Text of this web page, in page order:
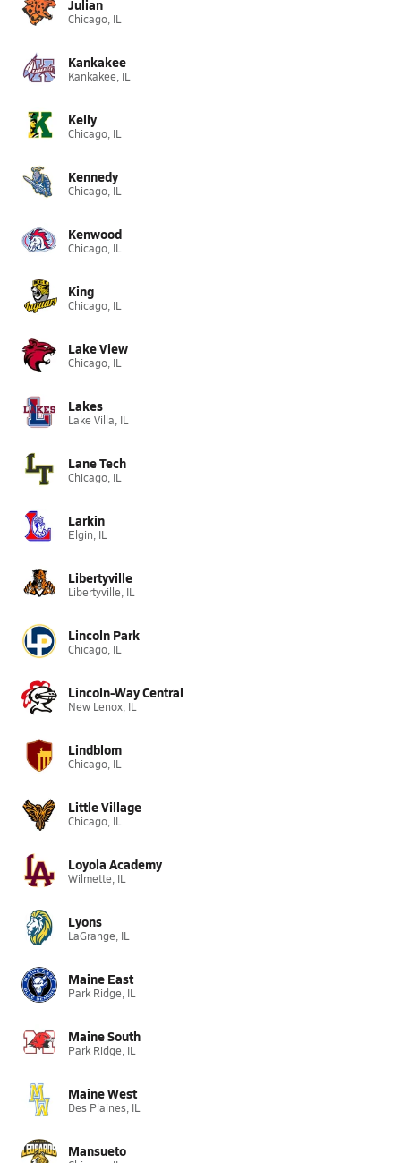
Julian
Chicago, IL
Kankakee
Kankakee, IL
Kelly
Chicago, IL
Kennedy
Chicago, IL
Kenwood
Chicago, IL
King
Chicago, IL
Lake View
Chicago, IL
Lakes
Lake Villa, IL
Lane Tech
Chicago, IL
Larkin
Elgin, IL
Libertyville
Libertyville, IL
Lincoln Park
Chicago, IL
Lincoln-Way Central
New Lenox, IL
Lindblom
Chicago, IL
Little Village
Chicago, IL
Loyola Academy
Wilmette, IL
Lyons
LaGrange, IL
Maine East
Park Ridge, IL
Maine South
Park Ridge, IL
Maine West
Des Plaines, IL
Mansueto